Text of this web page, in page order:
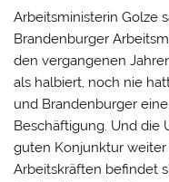
Arbeitsministerin Golze
Brandenburger
den vergangenen
als halbiert, noch nie
und Brandenburger
Beschäftigung. Und die
guten Konjunktur
Arbeitskräften befindet